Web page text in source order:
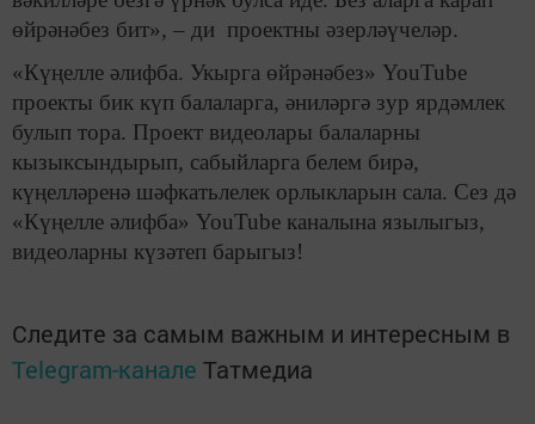
өйрәнәбез бит», – ди проектны әзерләүчеләр.
«Күңелле әлифба. Укырга өйрәнәбез» YouTube
проекты бик күп балаларга, әниләргә зур ярдәмлек
булып тора. Проект видеолары балаларны
кызыксындырып, сабыйларга белем бирә,
күңелләренә шәфкатьлелек орлыкларын сала. Сез дә
«Күңелле әлифба» YouTube каналына язылыгыз,
видеоларны күзәтеп барыгыз!
Следите за самым важным и интересным в
Telegram-канале Татмедиа